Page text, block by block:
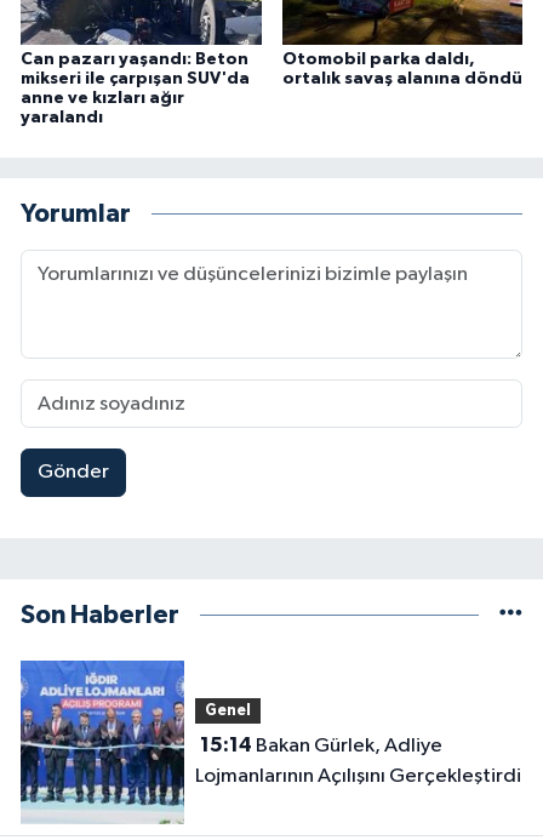
Can pazarı yaşandı: Beton
mikseri ile çarpışan SUV'da
anne ve kızları ağır
yaralandı
Otomobil parka daldı,
ortalık savaş alanına döndü
Yorumlar
Gönder
Son Haberler
Genel
15:14
Lojmanlarının Açılışını Gerçekleştirdi